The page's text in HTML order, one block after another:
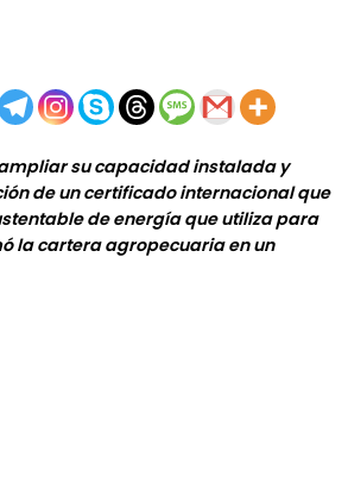
su capacidad instalada y
de un certificado internacional que
de energía que utiliza para
la cartera agropecuaria en un